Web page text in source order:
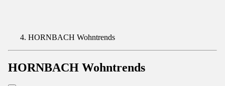
HORNBACH Wohntrends
HORNBACH Wohntrends